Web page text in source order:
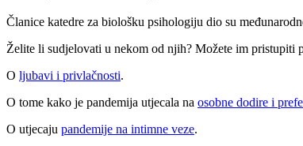
Članice katedre za biološku psihologiju dio su
Želite li sudjelovati u nekom od njih? Možete im pristupiti
O ljubavi i privlačnosti.
O tome kako je pandemija utjecala na osobne dodire i
O utjecaju pandemije na intimne veze.